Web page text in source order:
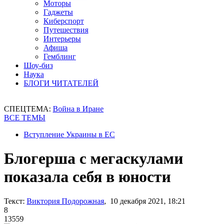
Моторы
Гаджеты
Киберспорт
Путешествия
Интерьеры
Афиша
Гемблинг
Шоу-биз
Наука
БЛОГИ ЧИТАТЕЛЕЙ
СПЕЦТЕМА: Война в Иране
ВСЕ ТЕМЫ
Вступление Украины в ЕС
Блогерша с мегаскулами
показала себя в юности
Текст: Виктория Подорожная, 10 декабря 2021, 18:21
8
13559